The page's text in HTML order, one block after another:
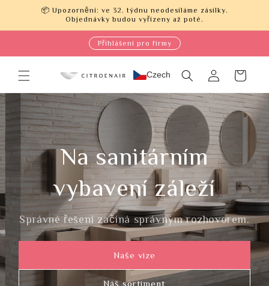
Přejít k📦 Upozornění: ve 32. týdnu neodesíláme zásilky.
Objednávky budou vyřízeny až poté.
Přihlášení pro firmy
Czech Košík
Na sanitárním
vybavení záleží
Správné řešení začíná správným rozhovorem.
Naše vize
Náš sortiment